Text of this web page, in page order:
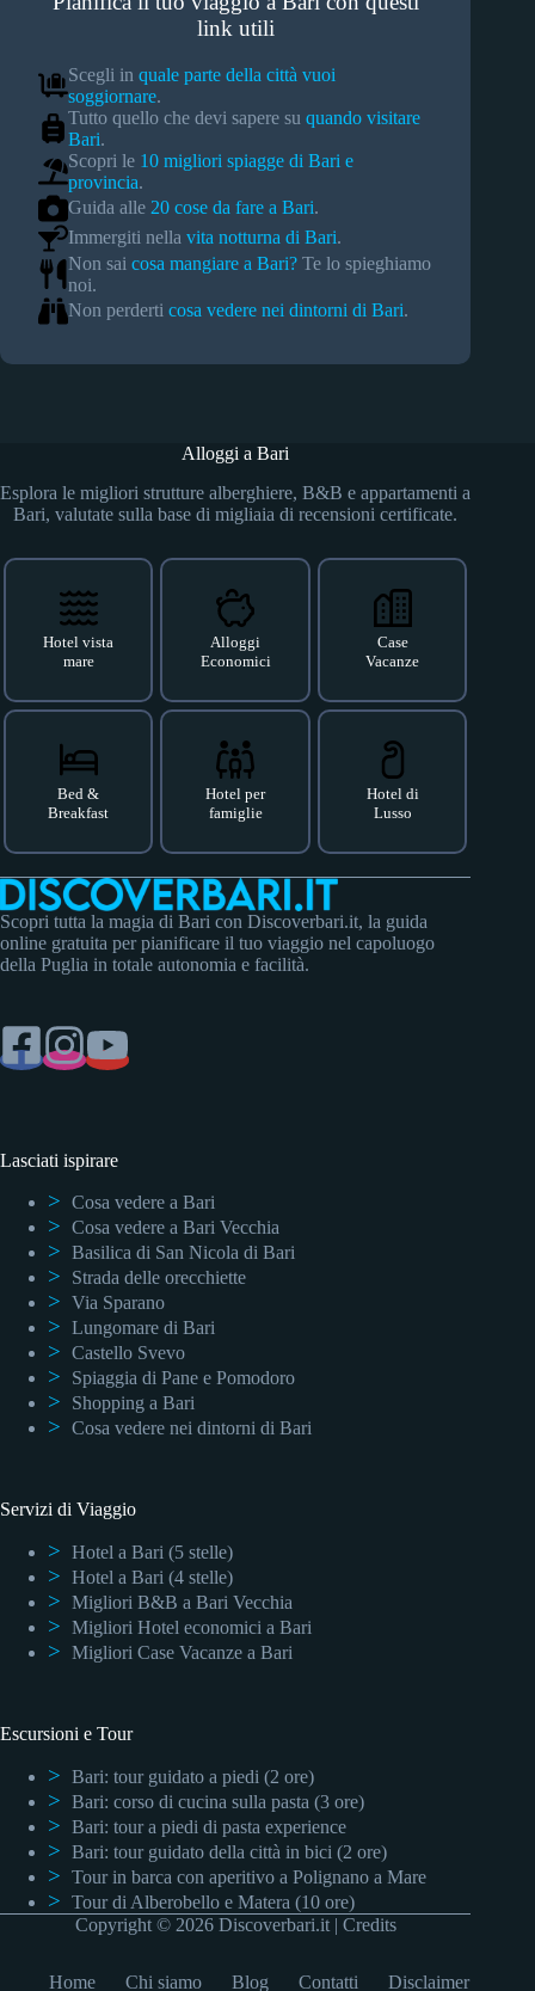
link utili
Scegli in quale parte della città vuoi
soggiornare.
Tutto quello che devi sapere su quando visitare
Bari.
Scopri le 10 migliori spiagge di Bari e
provincia.
Guida alle 20 cose da fare a Bari.
Immergiti nella vita notturna di Bari.
Non sai cosa mangiare a Bari? Te lo spieghiamo
noi.
Non perderti cosa vedere nei dintorni di Bari.
Alloggi a Bari
Esplora le migliori strutture alberghiere, B&B e appartamenti a
Bari, valutate sulla base di migliaia di recensioni certificate.
Hotel vista
mare
Alloggi
Economici
Case
Vacanze
Bed &
Breakfast
Hotel per
famiglie
Hotel di
Lusso
Scopri tutta la magia di Bari con Discoverbari.it, la guida
online gratuita per pianificare il tuo viaggio nel capoluogo
della Puglia in totale autonomia e facilità.
Lasciati ispirare
Cosa vedere a Bari
Cosa vedere a Bari Vecchia
Basilica di San Nicola di Bari
Strada delle orecchiette
Via Sparano
Lungomare di Bari
Castello Svevo
Spiaggia di Pane e Pomodoro
Shopping a Bari
Cosa vedere nei dintorni di Bari
Servizi di Viaggio
Hotel a Bari (5 stelle)
Hotel a Bari (4 stelle)
Migliori B&B a Bari Vecchia
Migliori Hotel economici a Bari
Migliori Case Vacanze a Bari
Escursioni e Tour
Bari: tour guidato a piedi (2 ore)
Bari: corso di cucina sulla pasta (3 ore)
Bari: tour a piedi di pasta experience
Bari: tour guidato della città in bici (2 ore)
Tour in barca con aperitivo a Polignano a Mare
Tour di Alberobello e Matera (10 ore)
Copyright © 2026 Discoverbari.it | Credits
Home Chi siamo Blog Contatti Disclaimer